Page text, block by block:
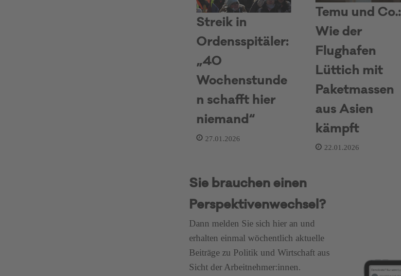
Streik in
Ordensspitäler:
„40
Wochenstunde
n schafft hier
niemand“
27.01.2026
Temu und Co.:
Wie der
Flughafen
Lüttich mit
Paketmassen
aus Asien
kämpft
22.01.2026
Sie brauchen einen
Perspektivenwechsel?
Dann melden Sie sich hier an und
erhalten einmal wöchentlich aktuelle
Beiträge zu Politik und Wirtschaft aus
Sicht der Arbeitnehmer:innen.